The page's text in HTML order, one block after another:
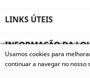
LINKS ÚTEIS
INFORMAÇÃO DA
© 2026 - Vivum -
Usamos cookies para
continuar a navegar no nosso